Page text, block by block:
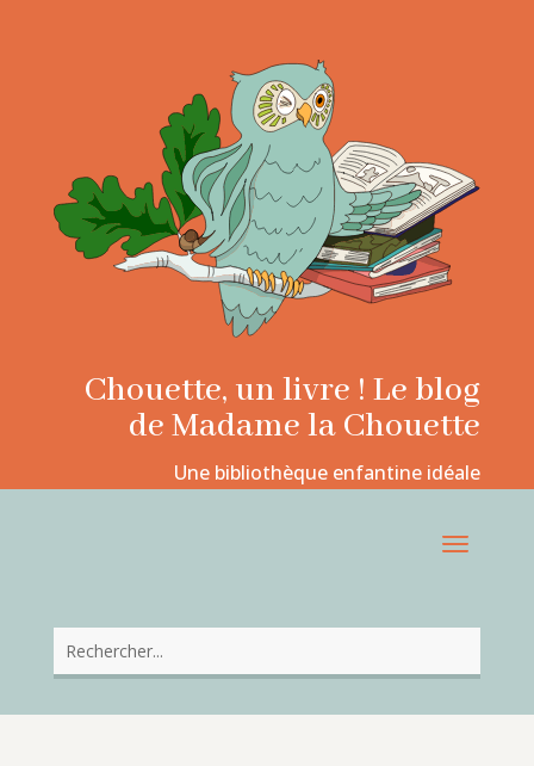
Chouette, un livre ! Le blog
de Madame la Chouette
Une bibliothèque enfantine idéale